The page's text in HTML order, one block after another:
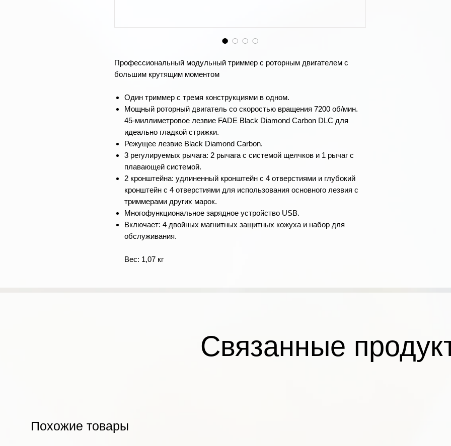
Профессиональный модульный триммер с роторным двигателем с
большим крутящим моментом
Один триммер с тремя конструкциями в одном.
Мощный роторный двигатель со скоростью вращения 7200 об/мин.
45-миллиметровое лезвие FADE Black Diamond Carbon DLC для
идеально гладкой стрижки.
Режущее лезвие Black Diamond Carbon.
3 регулируемых рычага: 2 рычага с системой щелчков и 1 рычаг с
плавающей системой.
2 кронштейна: удлиненный кронштейн с 4 отверстиями и глубокий
кронштейн с 4 отверстиями для использования основного лезвия с
триммерами других марок.
Многофункциональное зарядное устройство USB.
Включает: 4 двойных магнитных защитных кожуха и набор для
обслуживания.
Вес: 1,07 кг
Связанные
Похожие товары